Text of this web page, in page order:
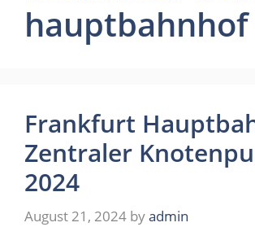
hauptbahnhof
Frankfurt
Zentraler
2024
August 21, 2024 byadmin